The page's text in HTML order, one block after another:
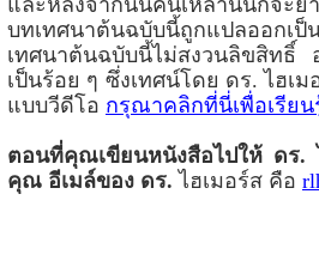
และหลังจากนั้นคนเหล่านั้นก็จะย้า
บทเทศนาต้นฉบับนี้ถูกแปลออกเ
เทศนาต้นฉบับนี้ไม่สงวนลิขสิทธิ์
เป็นร้อย ๆ ซึ่งเทศน์โดย ดร. ไฮเ
แบบวีดีโอ กรุณาคลิกที่นี่เพื่อเรีย
ตอนที่คุณเขียนหนังสือไปให้ ดร.
คุณ อีเมล์ของ ดร. ไฮเมอร์ส คือ